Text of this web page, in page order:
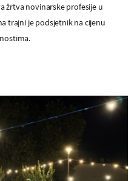
žrtva novinarske profesije u
trajni je podsjetnik na cijenu